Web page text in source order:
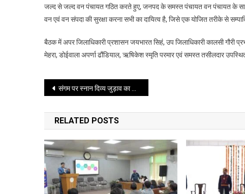
जल्द से जल्द वन पंचायत गठित करते हुए, जनपद के समस्त पंचायत वन पंचायत के
वन एवं वन संपदा की सुरक्षा करना सभी का दायित्व है, जिसे एक योजित तरीके से
बैठक में अपर जिलाधिकारी प्रशासन जयभारत सिहं, उप जिलाधिकारी कालसी गौरी
मेहरा, डोईवाला अपर्णा ढौंडियाल, ऋषिकेश स्मृति परमार एवं समस्त तसीलदार
Post
navigation
संगम पर स्नान दिव्य जुड़ाव का क्षण है: पीएम
RELATED POSTS